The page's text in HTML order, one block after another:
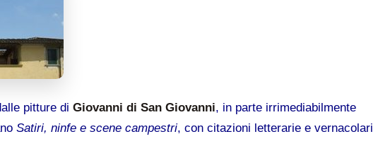
pitture diGiovanni di San Giovanni, in parte irrimediabilmente
Satiri, ninfe e scene campestri, con citazioni letterarie e vernacolari